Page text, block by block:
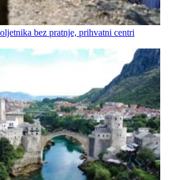
bez pratnje, prihvatni centri